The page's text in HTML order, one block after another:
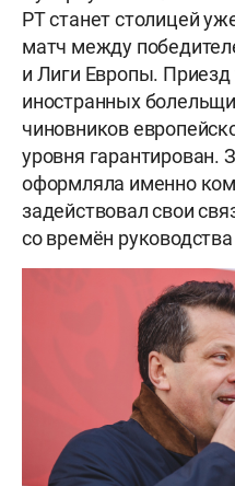
РТ станет столицей
матч между
и Лиги Европы. Приезд
иностранных
чиновников
уровня гарантирован.
оформляла именно
задействовал свои
со времён